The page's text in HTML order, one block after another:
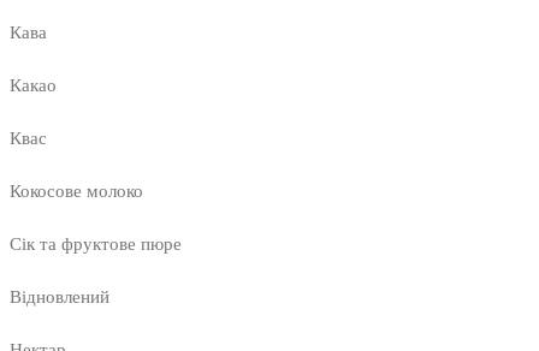
Кава
Какао
Квас
Кокосове молоко
Сік та фруктове пюре
Відновлений